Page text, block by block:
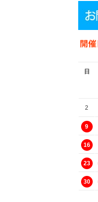
日
2
9
16
23
30